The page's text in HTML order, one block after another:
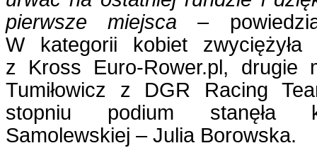
pierwsze miejsca –
W kategorii kobiet zwyciężyła
z Kross Euro-Rower.pl, drugie
Tumiłowicz z DGR Racing
stopniu podium stanęła
Samolewskiej – Julia Borowska.